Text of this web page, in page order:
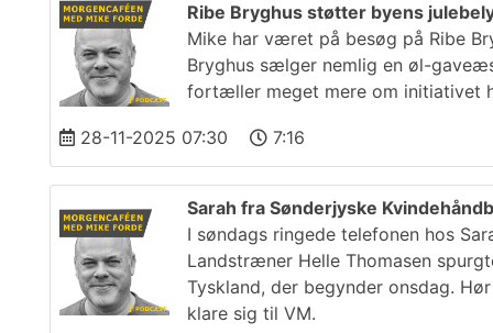
Ribe Bryghus støtter byens
Mike har været på besøg på Ribe
Bryghus sælger nemlig en øl-
fortæller meget mere om initiativet
28-11-2025 07:30 7:16
Sarah fra Sønderjyske
I søndags ringede telefonen hos
Landstræner Helle Thomasen
Tyskland, der begynder onsdag.
klare sig til VM.